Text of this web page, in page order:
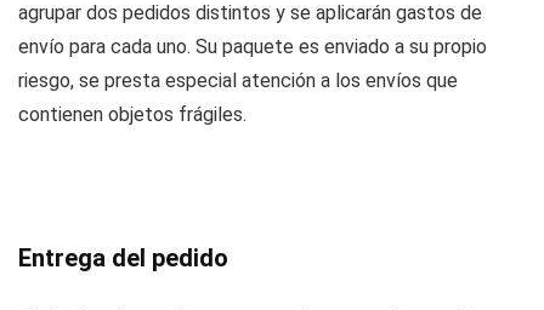
agrupar dos pedidos distintos y se aplicarán gastos de
envío para cada uno. Su paquete es enviado a su propio
riesgo, se presta especial atención a los envíos que
contienen objetos frágiles.
Entrega del pedido